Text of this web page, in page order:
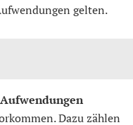
gelten.
Dazu zählen